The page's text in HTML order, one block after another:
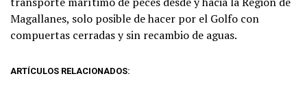
Magallanes, solo posible de hacer por el Golfo con
compuertas cerradas y sin recambio de aguas.
ARTÍCULOS RELACIONADOS: